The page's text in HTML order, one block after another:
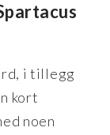
i tillegg
kort
noen